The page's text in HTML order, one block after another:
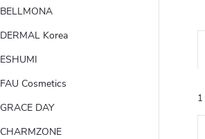
BELLMONA
DERMAL Korea
ESHUMI
FAU Cosmetics
GRACE DAY
CHARMZONE
a1